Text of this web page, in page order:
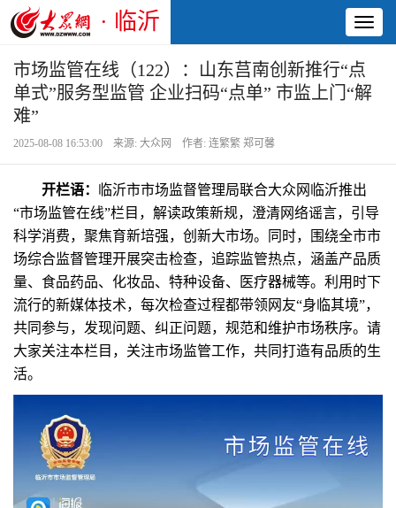
· 临沂
市场监管在线（122）：山东莒南创新推行“点
单式”服务型监管 企业扫码“点单” 市监上门“解
难”
2025-08-08 16:53:00 来源: 大众网 作者: 连繁繁 郑可馨
开栏语：
临沂市市场监督管理局联合大众网临沂推出
“市场监管在线”栏目，解读政策新规，澄清网络谣言，引导
科学消费，聚焦育新培强，创新大市场。同时，围绕全市市
场综合监督管理开展突击检查，追踪监管热点，涵盖产品质
量、食品药品、化妆品、特种设备、医疗器械等。利用时下
流行的新媒体技术，每次检查过程都带领网友“身临其境”，
共同参与，发现问题、纠正问题，规范和维护市场秩序。请
大家关注本栏目，关注市场监管工作，共同打造有品质的生
活。